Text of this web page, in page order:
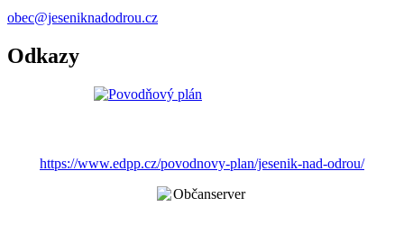
obec@jeseniknadodrou.cz
Odkazy
https://www.edpp.cz/povodnovy-plan/jesenik-nad-odrou/